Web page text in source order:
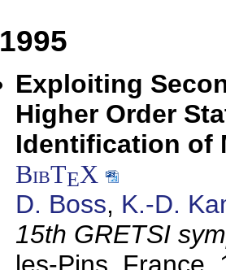
1995
Exploiting
Higher Order
Identification of
BibTEX
D. Boss, K.-D.
15th GRETSI